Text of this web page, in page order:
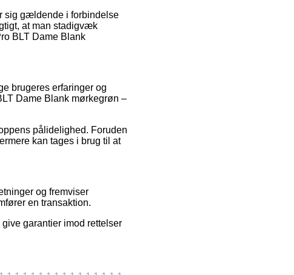
sig gældende i forbindelse
at man stadigvæk
BLT Dame Blank
brugeres erfaringer og
Dame Blank mørkegrøn –
pålidelighed. Foruden
kan tages i brug til at
og fremviser
en transaktion.
garantier imod rettelser